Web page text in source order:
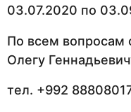
03.07.2020 по
По всем вопросам
Олегу
тел. +992